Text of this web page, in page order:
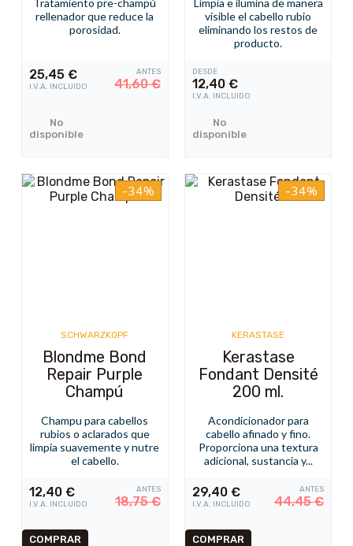
Tratamiento pre-champú
rellenador que reduce la
porosidad.
25,45€
I.V.A. INCLUIDO
ANTES
41,60€
No
disponible
Limpia e ilumina de manera
visible el cabello rubio
eliminando los restos de
producto.
DESDE
12,40€
I.V.A. INCLUIDO
No
disponible
-34%
SCHWARZKOPF
Blondme Bond
Repair Purple
Champú
Champu para cabellos
rubios o aclarados que
limpia suavemente y nutre
el cabello.
12,40€
I.V.A. INCLUIDO
ANTES
18,75€
-34%
KERASTASE
Kerastase
Fondant Densité
200 ml.
Acondicionador para
cabello afinado y fino.
Proporciona una textura
adicional, sustancia y...
29,40€
I.V.A. INCLUIDO
ANTES
44,45€